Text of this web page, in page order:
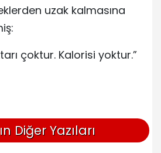
uzak kalmasına
çoktur. Kalorisi yoktur.”
Diğer Yazıları